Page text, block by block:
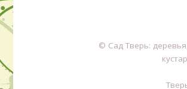
© Сад Тверь: